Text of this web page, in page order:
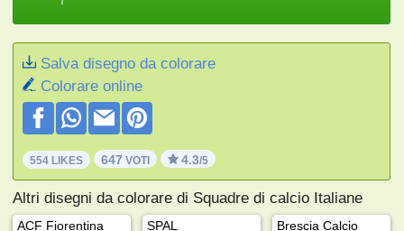
Salva disegno da colorare
Colorare online
554 LIKES 647 VOTI 4.3/5
Altri disegni da colorare di Squadre di calcio Italiane
ACF Fiorentina SPAL Brescia Calcio